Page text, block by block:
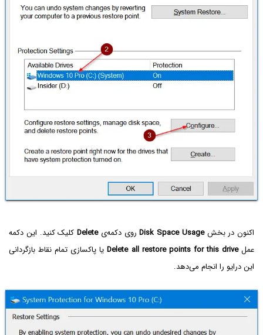
اکنون در بخشDisk Space Usageروی دکمه‌یDelete کلیک کنید. این دکمه
عملDelete all restore points for this driveیا پاکسازی تمام نقاط بازگردانی
این درایو را انجام می‌دهد.